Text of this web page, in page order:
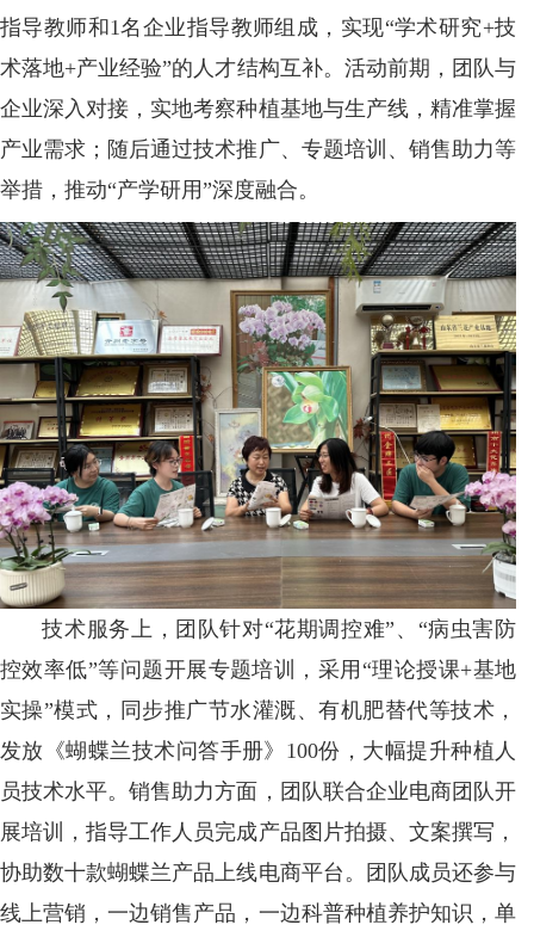
指导教师和1名企业指导教师组成，实现“学术研究+技
术落地+产业经验”的人才结构互补。活动前期，团队与
企业深入对接，实地考察种植基地与生产线，精准掌握
产业需求；随后通过技术推广、专题培训、销售助力等
举措，推动“产学研用”深度融合。
技术服务上，团队针对“花期调控难”、“病虫害防
控效率低”等问题开展专题培训，采用“理论授课+基地
实操”模式，同步推广节水灌溉、有机肥替代等技术，
发放《蝴蝶兰技术问答手册》100份，大幅提升种植人
员技术水平。销售助力方面，团队联合企业电商团队开
展培训，指导工作人员完成产品图片拍摄、文案撰写，
协助数十款蝴蝶兰产品上线电商平台。团队成员还参与
线上营销，一边销售产品，一边科普种植养护知识，单